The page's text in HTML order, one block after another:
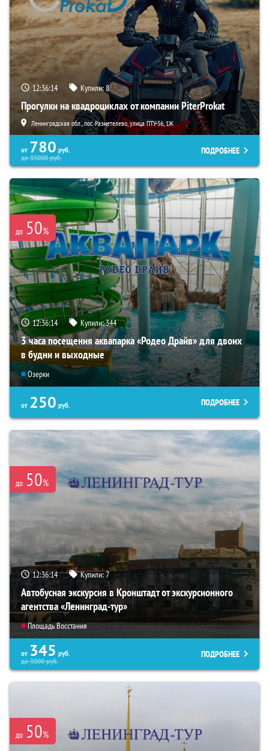
12:36:13 Купили:8
Прогулки на квадроциклах от компании PiterProkat
Ленинградская обл., пос. Разметелево, улица ПТУ-56, 1Ж
от 780 руб.
до35000руб.
ПОДРОБНЕЕ
до 50%
12:36:13 Купили:344
3 часа посещения аквапарка «Родео Драйв» для двоих
в будни и выходные
Озерки
от 250 руб. ПОДРОБНЕЕ
до 50%
12:36:13 Купили:7
Автобусная экскурсия в Кронштадт от экскурсионного
агентства «Ленинград-тур»
Площадь Восстания
от 345 руб.
до3000руб.
ПОДРОБНЕЕ
до 50%